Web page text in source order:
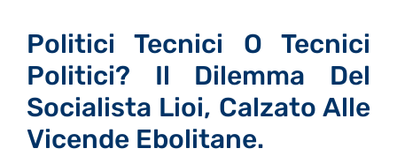
Politici Tecnici O Tecnici
Politici? Il Dilemma Del
Socialista Lioi, Calzato Alle
Vicende Ebolitane.